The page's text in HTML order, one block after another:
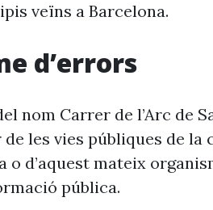
veïns a Barcelona.
d’errors
nom Carrer de l’Arc de
les vies públiques de la
o d’aquest mateix
pública.